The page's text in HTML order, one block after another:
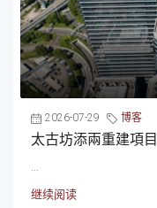
2026-07-29 博客
太古坊添兩重建項
...
继续阅读